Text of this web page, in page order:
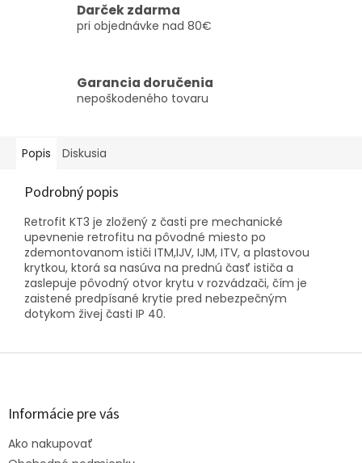
Darček zdarma
pri objednávke nad 80€
Garancia doručenia
nepoškodeného tovaru
Popis Diskusia
Podrobný popis
Retrofit KT3 je zložený z časti pre mechanické
upevnenie retrofitu na pôvodné miesto po
zdemontovanom ističi ITM,IJV, IJM, ITV, a plastovou
krytkou, ktorá sa nasúva na prednú časť ističa a
zaslepuje pôvodný otvor krytu v rozvádzači, čím je
zaistené predpísané krytie pred nebezpečným
dotykom živej časti IP 40.
Z
Informácie pre vás
Ako nakupovať